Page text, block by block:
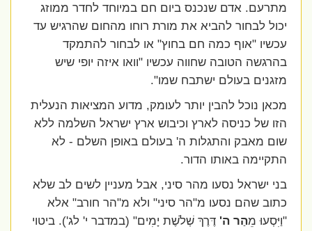
מתרעם. אדם שנכנס ביום חם במיוחד לחדר ממוזג
יכול לבחור להביא את מורת רוחו מהחום שהרגיש עד
עכשיו "אוף כמה חם בחוץ" או לבחור להתמקד
בהרגשה הטובה שחווה עכשיו "וואו איזה יופי שיש
מזגנים בעולם ישתבח שמו".
מכאן נוכל להבין יותר לעומק, מדוע המציאות הנעלית
הזו של כניסה לארץ וכיבוש ארץ ישראל השלמה ללא
שום מאבק והתגלות ה' בעולם באופן השלם - לא
התקיימה באותו הדור.
בני ישראל נסעו מהר סיני, אבל מעניין לשים לב שלא
כתוב שהם נסעו מ"הר סיני" ולא מ"הר חורב" אלא
"וַיִּסְעוּ מֵ הַר ה' דֶּרֶךְ שְׁלֹשֶׁת יָמִים" (במדבר י' לג'). ביטוי